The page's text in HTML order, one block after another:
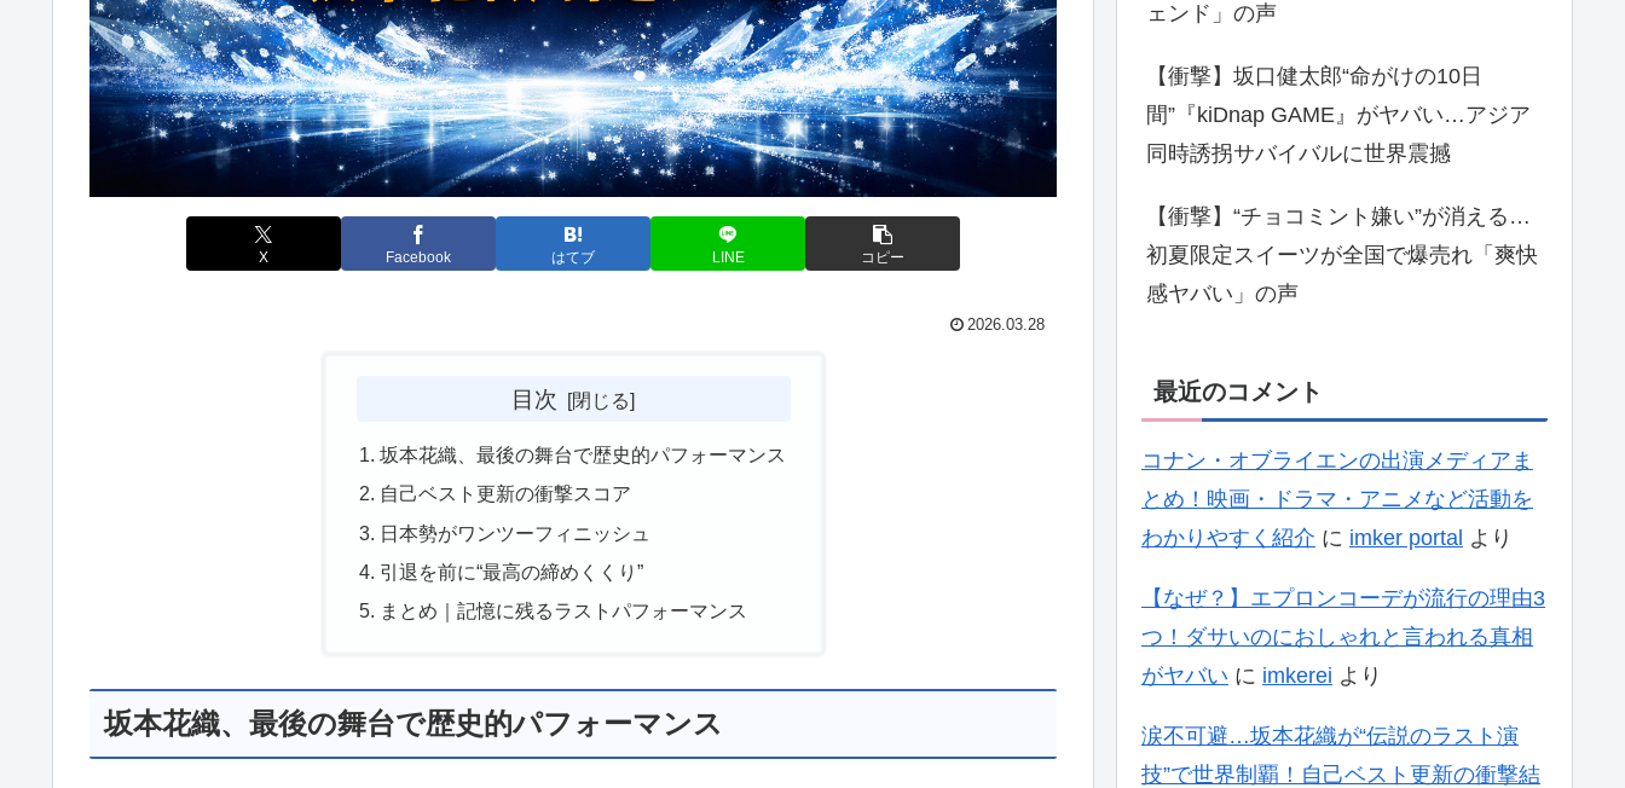
X Facebook はてブ LINE コピー
2026.03.28
目次
坂本花織、最後の舞台で歴史的パフォーマンス
自己ベスト更新の衝撃スコア
日本勢がワンツーフィニッシュ
引退を前に“最高の締めくくり”
まとめ｜記憶に残るラストパフォーマンス
坂本花織、最後の舞台で歴史的パフォーマンス
ェンド」の声
【衝撃】坂口健太郎“命がけの10日
間”『kiDnap GAME』がヤバい…アジア
同時誘拐サバイバルに世界震撼
【衝撃】“チョコミント嫌い”が消える…
初夏限定スイーツが全国で爆売れ「爽快
感ヤバい」の声
最近のコメント
コナン・オブライエンの出演メディアま
とめ！映画・ドラマ・アニメなど活動を
わかりやすく紹介 に imker portal より
【なぜ？】エプロンコーデが流行の理由3
つ！ダサいのにおしゃれと言われる真相
がヤバい に imkerei より
涙不可避…坂本花織が“伝説のラスト演
技”で世界制覇！自己ベスト更新の衝撃結